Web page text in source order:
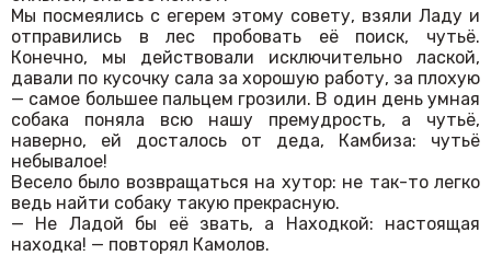
Мы посмеялись с егерем этому совету, взяли Ладу и
отправились в лес пробовать её поиск, чутьё.
Конечно, мы действовали исключительно лаской,
давали по кусочку сала за хорошую работу, за плохую
— самое большее пальцем грозили. В один день умная
собака поняла всю нашу премудрость, а чутьё,
наверно, ей досталось от деда, Камбиза: чутьё
небывалое!
Весело было возвращаться на хутор: не так-то легко
ведь найти собаку такую прекрасную.
— Не Ладой бы её звать, а Находкой: настоящая
находка! — повторял Камолов.